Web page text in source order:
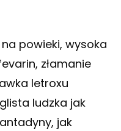
powieki, wysoka
złamanie
letroxu
ludzka jak
jak